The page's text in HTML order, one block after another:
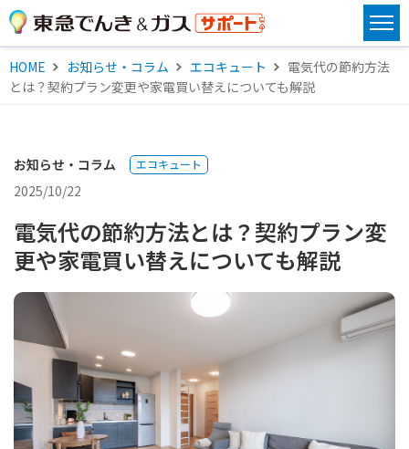
HOME お知らせ・コラム エコキュート
電気代の節約方法
とは？契約プラン変更や家電買い替えについても解説
お知らせ・コラム エコキュート
2025/10/22
電気代の節約方法とは？契約プラン変
更や家電買い替えについても解説